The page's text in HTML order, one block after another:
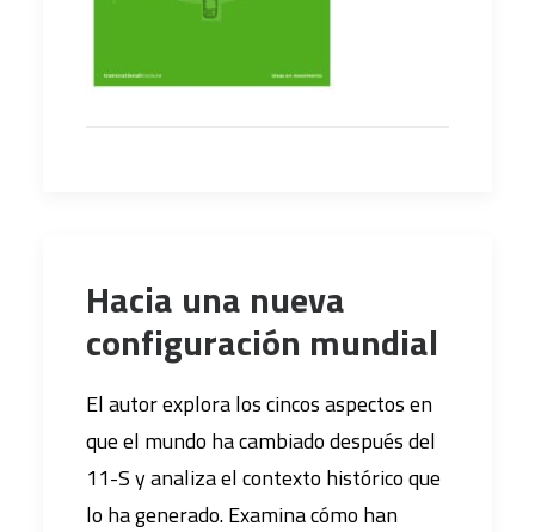
Hacia una nueva
configuración mundial
El autor explora los cincos aspectos en
que el mundo ha cambiado después del
11-S y analiza el contexto histórico que
lo ha generado. Examina cómo han